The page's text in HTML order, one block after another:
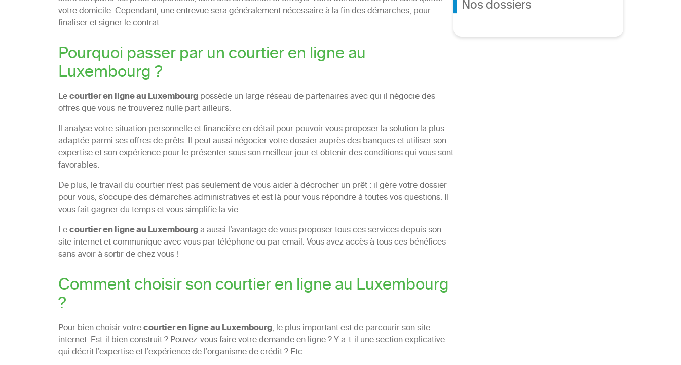
votre domicile. Cependant, une entrevue sera généralement nécessaire à la fin des démarches, pour
finaliser et signer le contrat.
Pourquoi passer par un courtier en ligne au
Luxembourg ?
Lecourtier en ligne au Luxembourgpossède un large réseau de partenaires avec qui il négocie des
offres que vous ne trouverez nulle part ailleurs.
Il analyse votre situation personnelle et financière en détail pour pouvoir vous proposer la solution la plus
adaptée parmi ses offres de prêts. Il peut aussi négocier votre dossier auprès des banques et utiliser son
expertise et son expérience pour le présenter sous son meilleur jour et obtenir des conditions qui vous sont
favorables.
De plus, le travail du courtier n’est pas seulement de vous aider à décrocher un prêt : il gère votre dossier
pour vous, s’occupe des démarches administratives et est là pour vous répondre à toutes vos questions. Il
vous fait gagner du temps et vous simplifie la vie.
Lecourtier en ligne au Luxembourga aussi l’avantage de vous proposer tous ces services depuis son
site internet et communique avec vous par téléphone ou par email. Vous avez accès à tous ces bénéfices
sans avoir à sortir de chez vous !
Comment choisir son courtier en ligne au Luxembourg
?
Pour bien choisir votrecourtier en ligne au Luxembourg, le plus important est de parcourir son site
internet. Est-il bien construit ? Pouvez-vous faire votre demande en ligne ? Y a-t-il une section explicative
qui décrit l’expertise et l’expérience de l’organisme de crédit ? Etc.
Nos dossiers